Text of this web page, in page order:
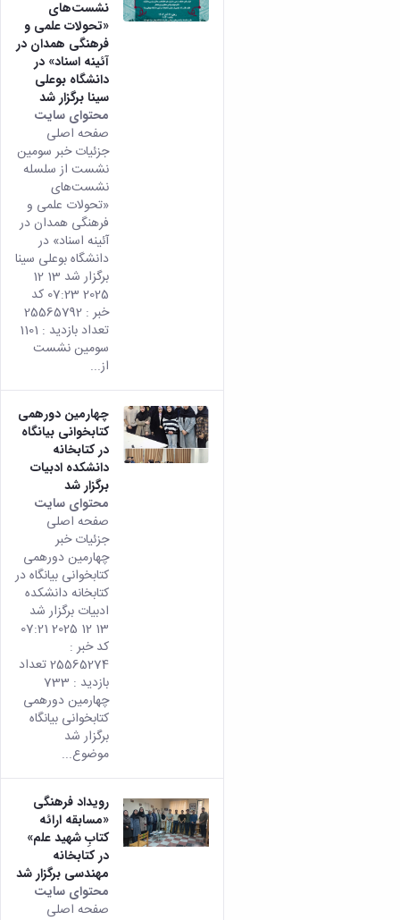
نشست‌های
«تحولات علمی و
فرهنگی همدان در
آئینه اسناد» در
دانشگاه بوعلی
سینا برگزار شد
محتوای سایت
صفحه اصلی
جزئیات خبر سومین
نشست از سلسله
نشست‌های
«تحولات علمی و
فرهنگی همدان در
آئینه اسناد» در
دانشگاه بوعلی سینا
برگزار شد 13 12
2025 07:23 کد
خبر : 25565792
تعداد بازدید : 1101
سومین نشست
از...
چهارمین دورهمی
کتابخوانی بیانگاه‌
در کتابخانه
دانشکده ادبیات
برگزار شد
محتوای سایت
صفحه اصلی
جزئیات خبر
چهارمین دورهمی
کتابخوانی بیانگاه‌ در
کتابخانه دانشکده
ادبیات برگزار شد
13 12 2025 07:21
کد خبر :
25565274 تعداد
بازدید : 733
چهارمین دورهمی
کتابخوانی بیانگاه‌
برگزار شد
موضوع...
رویداد فرهنگی
«مسابقه‌ ارائه‌
کتابِ شهید علم»
در کتابخانه
مهندسی برگزار شد
محتوای سایت
صفحه اصلی